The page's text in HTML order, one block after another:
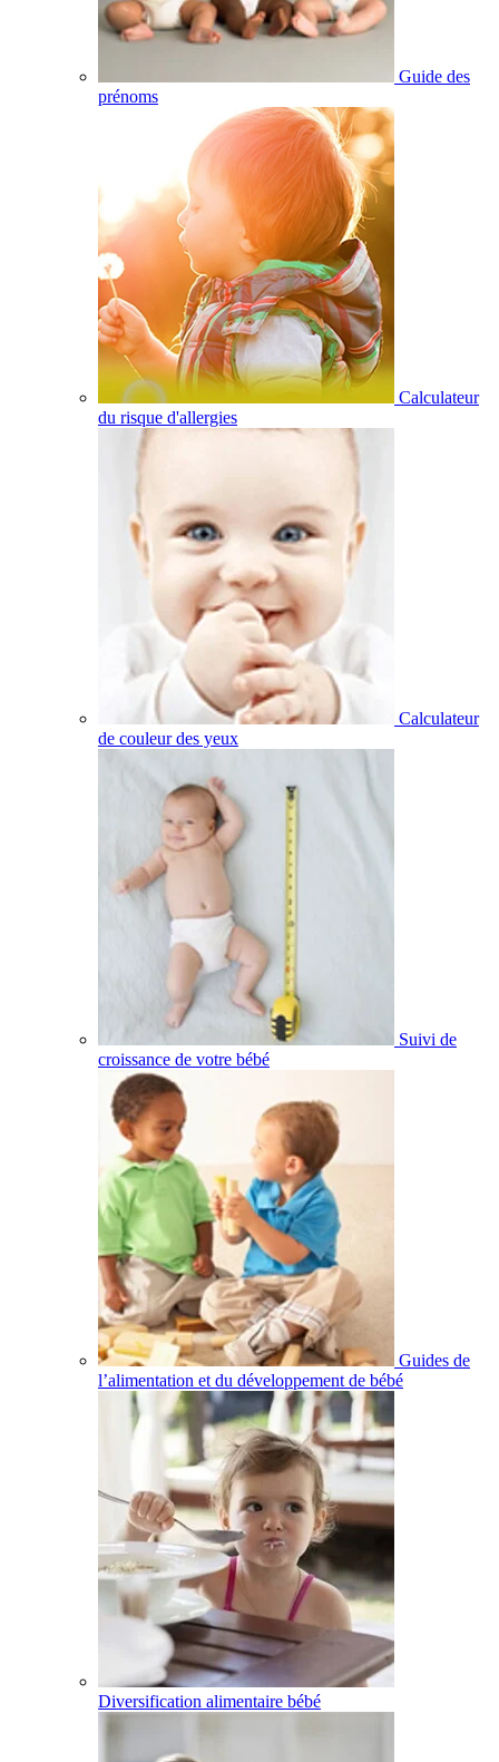
Guide des
prénoms
Calculateur
du risque d'allergies
Calculateur
de couleur des yeux
Suivi de
croissance de votre bébé
Guides de
l’alimentation et du développement de bébé
Diversification alimentaire bébé